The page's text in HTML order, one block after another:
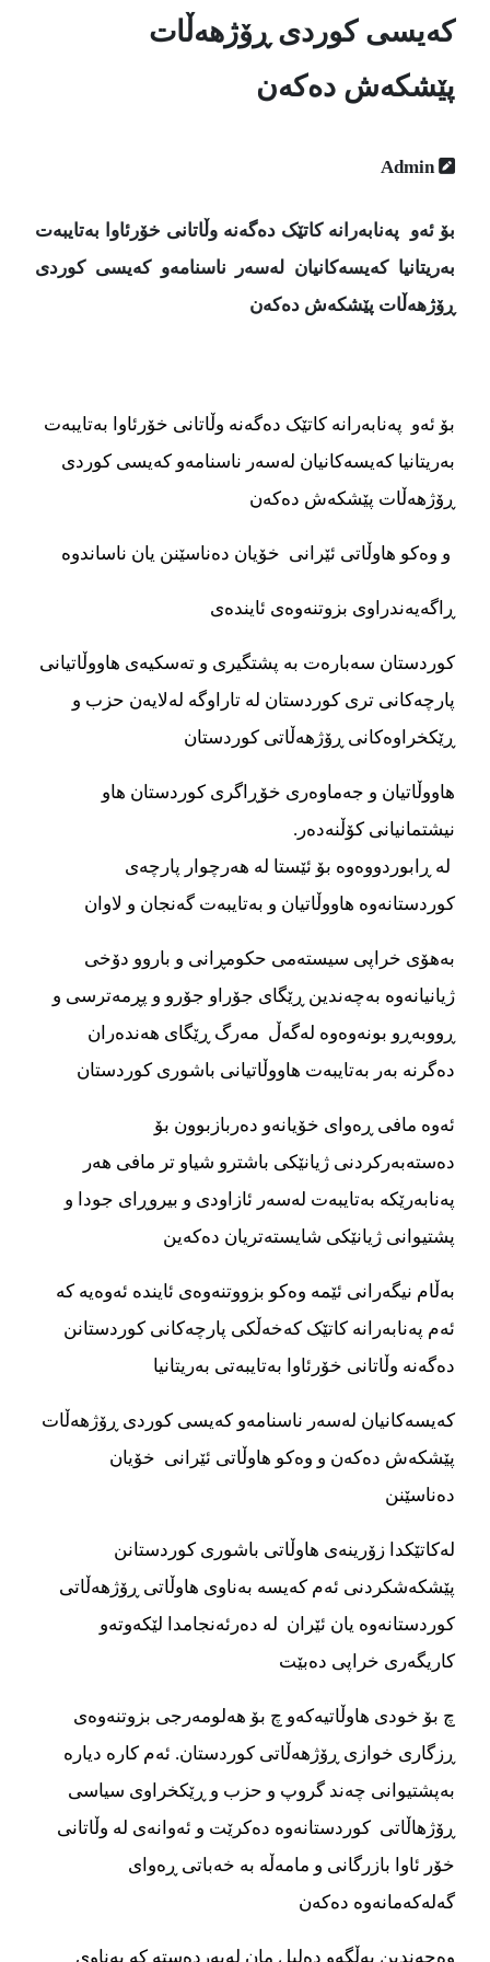
کەیسی کوردی ڕۆژهەڵات
پێشکەش دەکەن
Admin
بۆ ئەو پەنابەرانە کاتێک دەگەنە وڵاتانی خۆرئاوا بەتایبەت
بەریتانیا کەیسەکانیان لەسەر ناسنامەو کەیسی کوردی
ڕۆژهەڵات پێشکەش دەکەن
بۆ ئەو پەنابەرانە کاتێک دەگەنە وڵاتانی خۆرئاوا بەتایبەت
بەریتانیا کەیسەکانیان لەسەر ناسنامەو کەیسی کوردی
ڕۆژهەڵات پێشکەش دەکەن
و وەکو هاوڵاتی ئێرانی خۆیان دەناسێنن یان ناساندوە
ڕاگەیەندراوی بزوتنەوەی ئایندەی
کوردستان سەبارەت بە پشتگیری و تەسکیەی هاووڵاتیانی
پارچەکانی تری کوردستان لە تاراوگە لەلایەن حزب و
ڕێکخراوەکانی ڕۆژهەڵاتی کوردستان
هاووڵاتیان و جەماوەری خۆڕاگری کوردستان هاو
نیشتمانیانی کۆڵنەدەر.
لە ڕابوردووەوە بۆ ئێستا لە هەرچوار پارچەی
کوردستانەوە هاووڵاتیان و بەتایبەت گەنجان و لاوان
بەهۆی خراپی سیستەمی حکومڕانی و باروو دۆخی
ژیانیانەوە بەچەندین ڕێگای جۆراو جۆرو و پڕمەترسی و
ڕووبەڕو بونەوەوە لەگەڵ مەرگ ڕێگای هەندەران
دەگرنە بەر بەتایبەت هاووڵاتیانی باشوری کوردستان
ئەوە مافی ڕەوای خۆیانەو دەربازبوون بۆ
دەستەبەرکردنی ژیانێکی باشترو شیاو تر مافی هەر
پەنابەرێکە بەتایبەت لەسەر ئازاودی و بیروڕای جودا و
پشتیوانی ژیانێکی شایستەتریان دەکەین
بەڵام نیگەرانی ئێمە وەکو بزووتنەوەی ئایندە ئەوەیە کە
ئەم پەنابەرانە کاتێک کەخەڵکی پارچەکانی کوردستانن
دەگەنە وڵاتانی خۆرئاوا بەتایبەتی بەریتانیا
کەیسەکانیان لەسەر ناسنامەو کەیسی کوردی ڕۆژهەڵات
پێشکەش دەکەن و وەکو هاوڵاتی ئێرانی خۆیان
دەناسێنن
لەکاتێکدا زۆرینەی هاوڵاتی باشوری کوردستانن
پێشکەشکردنی ئەم کەیسە بەناوی هاوڵاتی ڕۆژهەڵاتی
کوردستانەوە یان ئێران لە دەرئەنجامدا لێکەوتەو
کاریگەری خراپی دەبێت
چ بۆ خودی هاوڵاتیەکەو چ بۆ هەلومەرجی بزوتنەوەی
ڕزگاری خوازی ڕۆژهەڵاتی کوردستان. ئەم کارە دیارە
بەپشتیوانی چەند گروپ و حزب و ڕێکخراوی سیاسی
ڕۆژهاڵاتی کوردستانەوە دەکرێت و ئەوانەی لە وڵاتانی
خۆر ئاوا بازرگانی و مامەڵە بە خەباتی ڕەوای
گەلەکەمانەوە دەکەن
وەچەندین بەڵگەو دەلیل مان لەبەردەستە کە بەناوی